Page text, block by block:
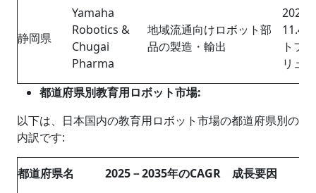
静岡県
Yamaha
Robotics &
Chugai
Pharma
地域流通向けロボット部
品の製造・輸出
2023
トフ
リュ
都道府県別教育用ロボット市場:
以下は、日本国内の教育用ロボット市場の都道府県別の
内訳です:
都道府県名 2025－2035年のCAGR 成長要因